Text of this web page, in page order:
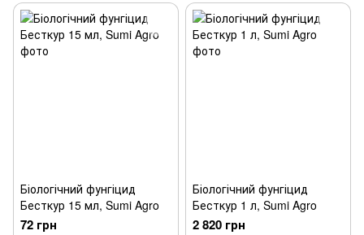
Біологічний фунгіцид
Бесткур 15 мл, Sumi Agro
72 грн
Біологічний фунгіцид
Бесткур 1 л, Sumi Agro
2 820 грн